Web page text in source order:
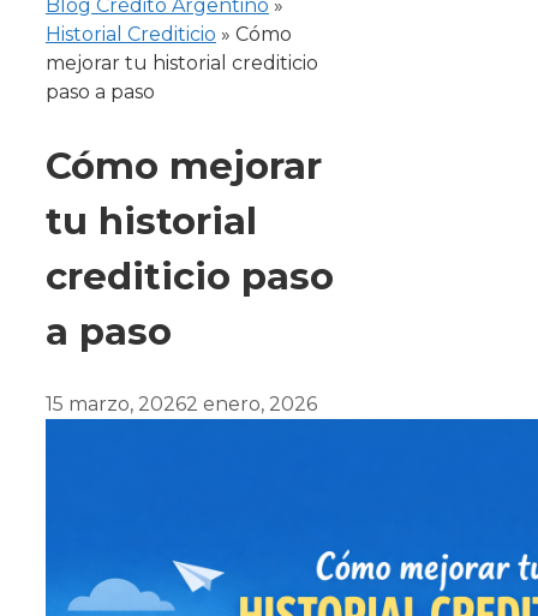
Blog Crédito Argentino »
Historial Crediticio » Cómo
mejorar tu historial crediticio
paso a paso
Cómo mejorar
tu historial
crediticio paso
a paso
15 marzo, 20262 enero, 2026